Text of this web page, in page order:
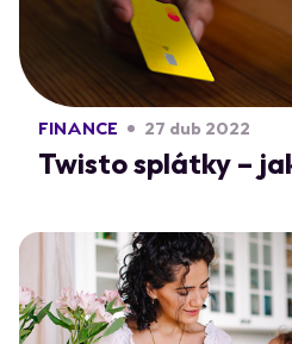
FINANCE 27 dub 2022
Twisto splátky –